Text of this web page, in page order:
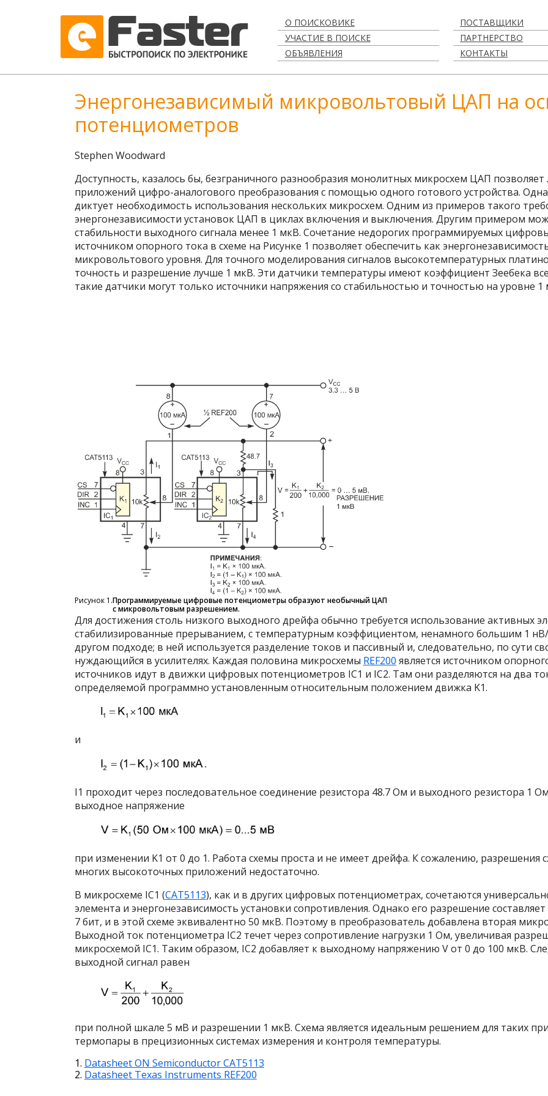
О ПОИСКОВИКЕ
ПОСТАВЩИКИ
УЧАСТИЕ В ПОИСКЕ
ПАРТНЕРСТВО
ОБЪЯВЛЕНИЯ
КОНТАКТЫ
Энергонезависимый микровольтовый ЦАП на
потенциометров
Stephen Woodward
Доступность, казалось бы, безграничного разнообразия монолитных микросхем ЦАП
приложений цифро-аналогового преобразования с помощью одного готового устройства.
диктует необходимость использования нескольких микросхем. Одним из примеров такого
энергонезависимости установок ЦАП в циклах включения и выключения. Другим примером
стабильности выходного сигнала менее 1 мкВ. Сочетание недорогих программируемых
источником опорного тока в схеме на Рисунке 1 позволяет обеспечить как
микровольтового уровня. Для точного моделирования сигналов высокотемпературных
точность и разрешение лучше 1 мкВ. Эти датчики температуры имеют коэффициент Зеебека
такие датчики могут только источники напряжения со стабильностью и точностью на уровне 1
Рисунок 1.Программируемые цифровые потенциометры образуют необычный ЦАП
с микровольтовым разрешением.
Для достижения столь низкого выходного дрейфа обычно требуется использование активных
стабилизированные прерыванием, с температурным коэффициентом, ненамного большим 1 нВ/
другом подходе; в ней используется разделение токов и пассивный и, следовательно, по сути
нуждающийся в усилителях. Каждая половина микросхемы REF200 является источником
источников идут в движки цифровых потенциометров IC1 и IC2. Там они разделяются на два
определяемой программно установленным относительным положением движка K1.
и
I1 проходит через последовательное соединение резистора 48.7 Ом и выходного резистора 1
выходное напряжение
при изменении K1 от 0 до 1. Работа схемы проста и не имеет дрейфа. К сожалению,
многих высокоточных приложений недостаточно.
В микросхеме IC1 (CAT5113), как и в других цифровых потенциометрах, сочетаются
элемента и энергонезависимость установки сопротивления. Однако его разрешение
7 бит, и в этой схеме эквивалентно 50 мкВ. Поэтому в преобразователь добавлена вторая
Выходной ток потенциометра IC2 течет через сопротивление нагрузки 1 Ом, увеличивая
микросхемой IC1. Таким образом, IC2 добавляет к выходному напряжению V от 0 до 100 мкВ.
выходной сигнал равен
при полной шкале 5 мВ и разрешении 1 мкВ. Схема является идеальным решением для таких
термопары в прецизионных системах измерения и контроля температуры.
Datasheet ON Semiconductor CAT5113
Datasheet Texas Instruments REF200